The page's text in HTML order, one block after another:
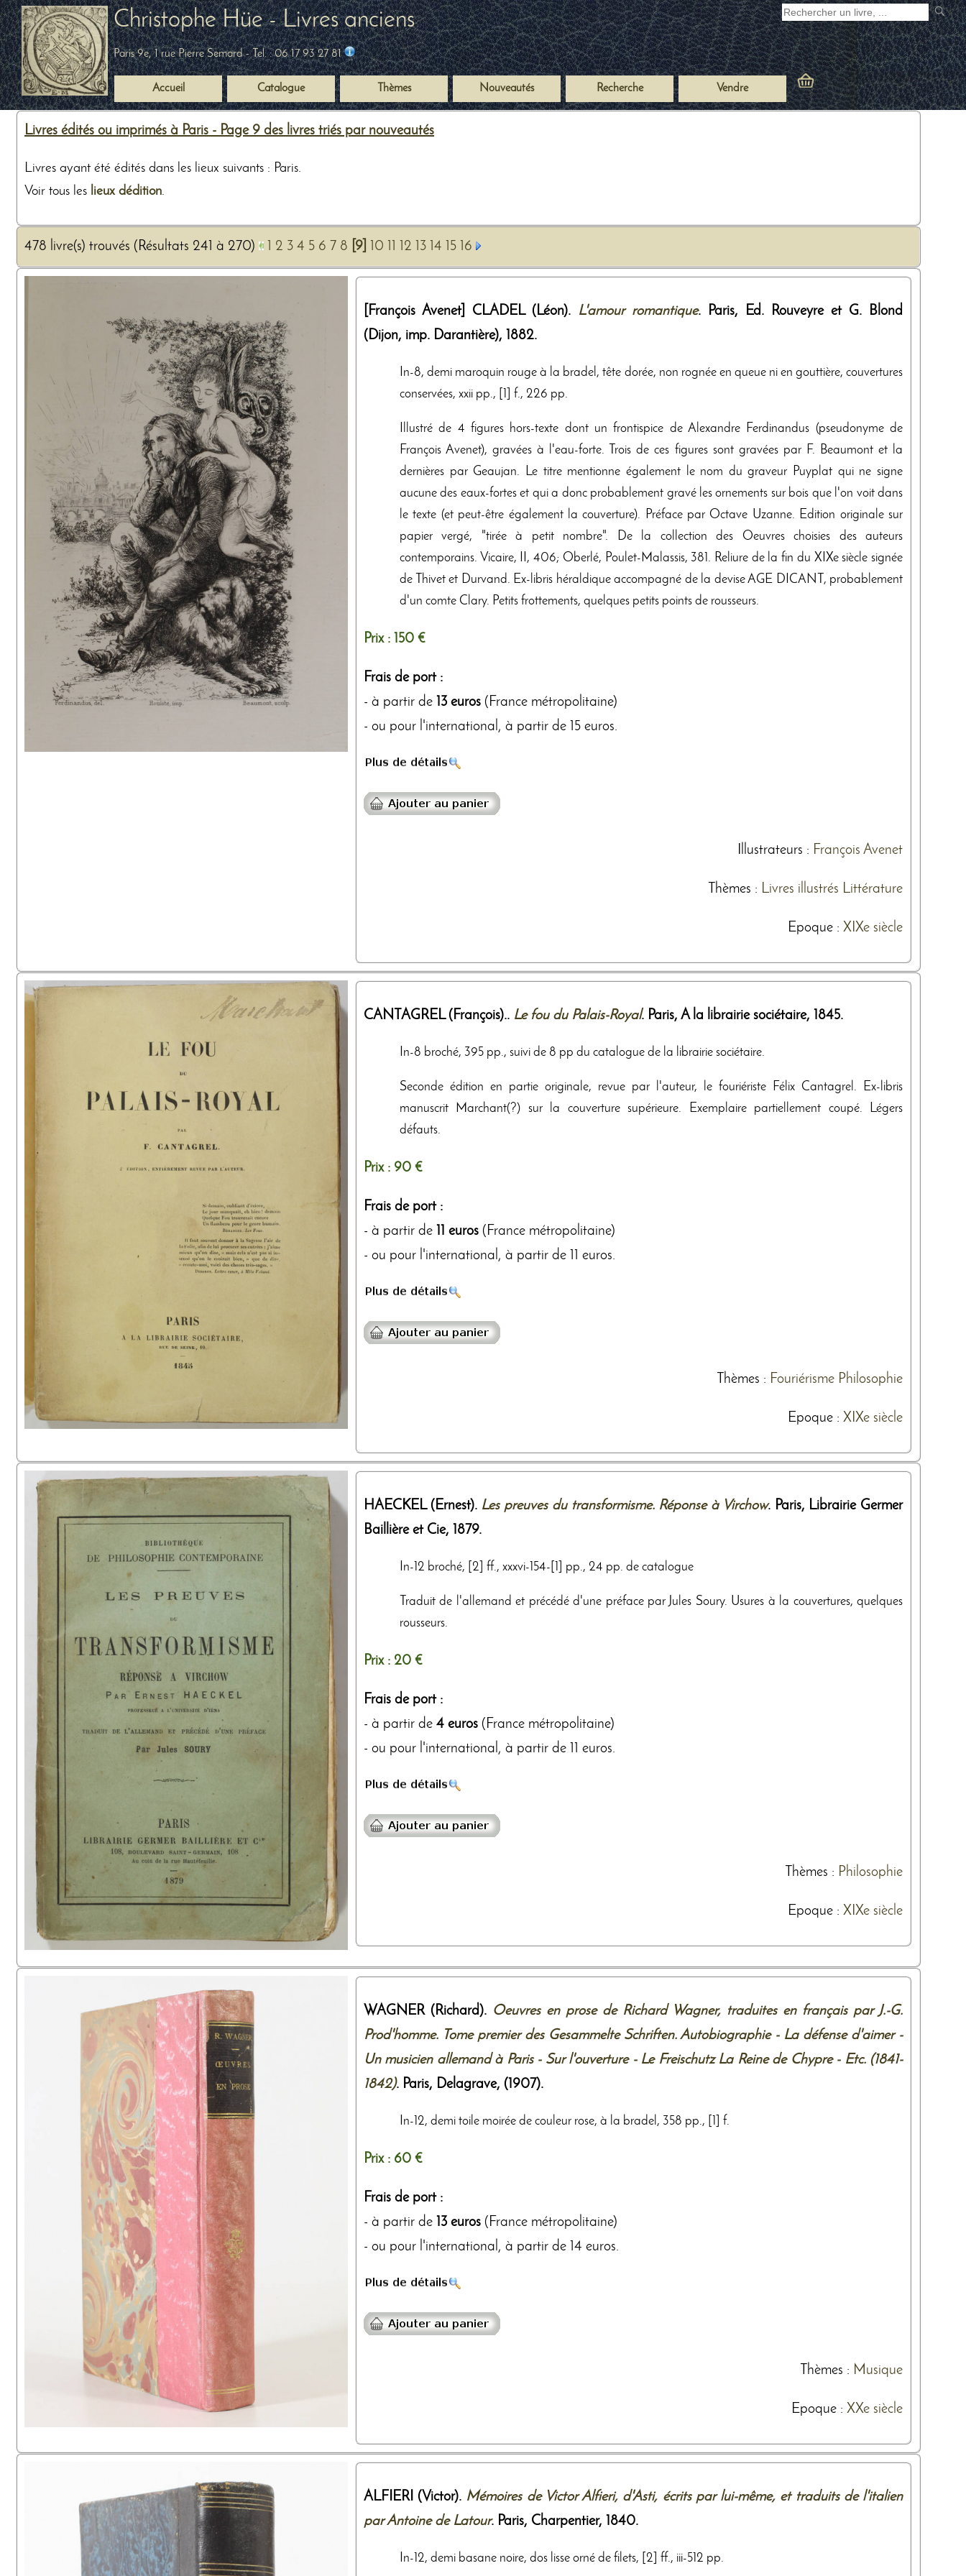
Christophe Hüe - Livres anciens
Paris 9e, 1 rue Pierre Semard- Tel. :06 17 93 27 81
Accueil Catalogue Thèmes Nouveautés Recherche Vendre
Livres édités ou imprimés à Paris - Page 9 des livres triés par nouveautés
Livres ayant été édités dans les lieux suivants : Paris.
Voir tous les lieux dédition.
478 livre(s) trouvés (Résultats 241 à 270) 2 3 4 5 6 7 8 [9] 10 12 13 14 15 16
[François Avenet] CLADEL (Léon). L'amour romantique. Paris,
Ed. Rouveyre et G. Blond
(Dijon, imp. Darantière), 1882.
In-8, demi maroquin rouge à la bradel, tête dorée, non rognée en queue ni en gouttière, couvertures
conservées, xxii pp., [1] f., 226 pp.
Illustré de 4 figures hors-texte dont un frontispice de Alexandre Ferdinandus (pseudonyme de
François Avenet), gravées à l'eau-forte. Trois de ces figures sont gravées par F. Beaumont et la
dernières par Geaujan. Le titre mentionne également le nom du graveur Puyplat qui ne signe
aucune des eaux-fortes et qui a donc probablement gravé les ornements sur bois que l'on voit dans
le texte (et peut-être également la couverture). Préface par Octave Uzanne. Edition originale sur
papier vergé, "tirée à petit nombre". De la collection des Oeuvres choisies des auteurs
contemporains. Vicaire, II, 406; Oberlé, Poulet-Malassis, 381. Reliure de la fin du XIXe siècle signée
de Thivet et Durvand. Ex-libris héraldique accompagné de la devise AGE DICANT, probablement
d'un comte Clary. Petits frottements, quelques petits points de rousseurs.
Prix : 150 €
Frais de port :
- à partir de 13 euros (France métropolitaine)
- ou pour l'international, à partir de 15 euros.
Illustrateurs : François Avenet
Thèmes : Livres illustrés Littérature
Epoque : XIXe siècle
CANTAGREL (François).. Le fou du Palais-Royal. Paris, A la librairie sociétaire, 1845.
In-8 broché, 395 pp., suivi de 8 pp du catalogue de la librairie sociétaire.
Seconde édition en partie originale, revue par l'auteur, le fouriériste Félix Cantagrel. Ex-libris
manuscrit Marchant(?) sur la couverture supérieure. Exemplaire partiellement coupé. Légers
défauts.
Prix : 90 €
Frais de port :
- à partir de 11 euros (France métropolitaine)
- ou pour l'international, à partir de 11 euros.
Thèmes : Fouriérisme Philosophie
Epoque : XIXe siècle
HAECKEL (Ernest). Les preuves du transformisme. Réponse à Virchow. Paris, Librairie Germer
Baillière et Cie, 1879.
In-12 broché, [2] ff., xxxvi-154-[1] pp., 24 pp. de catalogue
Traduit de l'allemand et précédé d'une préface par Jules Soury. Usures à la couvertures, quelques
rousseurs.
Prix : 20 €
Frais de port :
- à partir de 4 euros (France métropolitaine)
- ou pour l'international, à partir de 11 euros.
Thèmes : Philosophie
Epoque : XIXe siècle
WAGNER (Richard). Oeuvres en prose de Richard Wagner, traduites en français par J.-G.
Prod'homme. Tome premier des Gesammelte Schriften. Autobiographie - La défense d'aimer -
Un musicien allemand à Paris - Sur l'ouverture - Le Freischutz La Reine de Chypre - Etc. (1841-
1842). Paris, Delagrave, (1907).
In-12, demi toile moirée de couleur rose, à la bradel, 358 pp., [1] f.
Prix : 60 €
Frais de port :
- à partir de 13 euros (France métropolitaine)
- ou pour l'international, à partir de 14 euros.
Thèmes : Musique
Epoque : XXe siècle
ALFIERI (Victor). Mémoires de Victor Alfieri, d'Asti, écrits par lui-même, et traduits de l'italien
par Antoine de Latour. Paris, Charpentier, 1840.
In-12, demi basane noire, dos lisse orné de filets, [2] ff., iii-512 pp.